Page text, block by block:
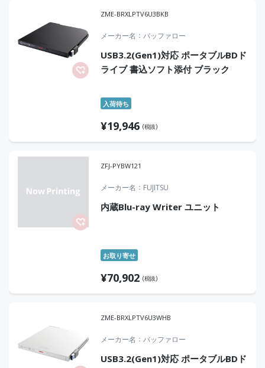
ZME-BRXLPTV6U3BKB
メーカー名 バッファロー
USB3.2(Gen1)対応 ポータブルBDド
ライブ 書込ソフト添付 ブラック
入荷待ち
¥19,946 (税抜)
ZFJ-PYBW121
メーカー名 FUJITSU
内蔵Blu-ray Writer ユニット
お取り寄せ
¥70,902 (税抜)
ZME-BRXLPTV6U3WHB
メーカー名 バッファロー
USB3.2(Gen1)対応 ポータブルBDド